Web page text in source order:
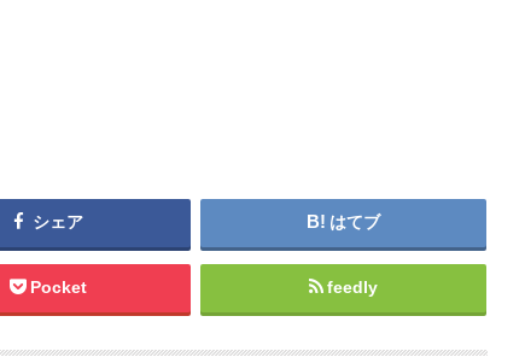
シェア はてブ
Pocket feedly